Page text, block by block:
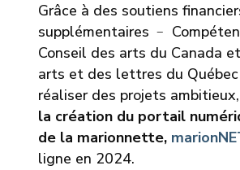
Grâce à des soutiens
supplémentaires ﹣
Conseil des arts du Canada
arts et des lettres du Québec
réaliser des projets
la création du portail
de la marionnette,
ligne en 2024.